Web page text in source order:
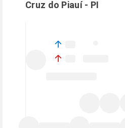
Cruz do Piauí- PI